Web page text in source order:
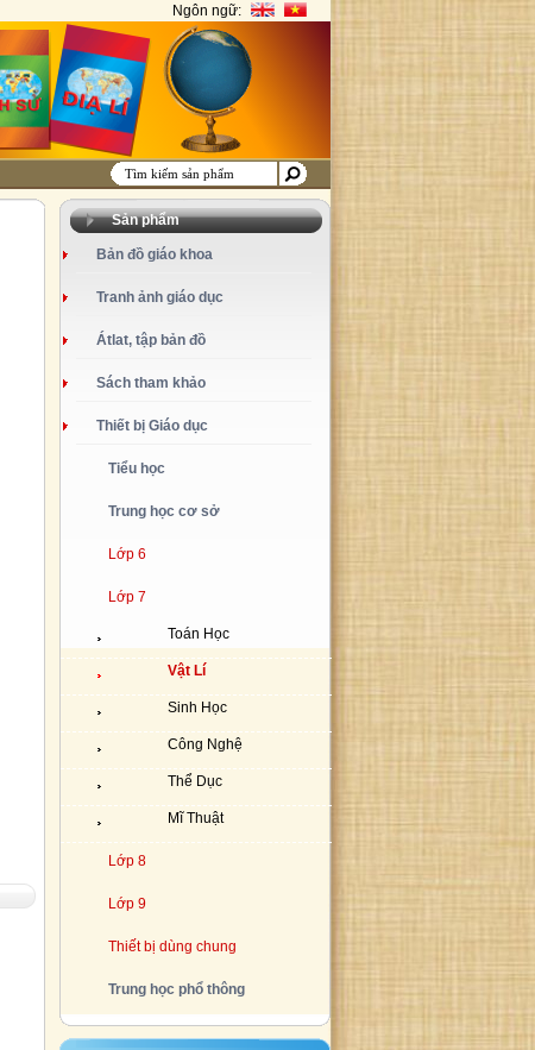
Ngôn ngữ:
Sản phẩm
Bản đồ giáo khoa
Tranh ảnh giáo dục
Átlat, tập bản đồ
Sách tham khảo
Thiết bị Giáo dục
Tiểu học
Trung học cơ sở
Lớp 6
Lớp 7
Toán Học
Vật Lí
Sinh Học
Công Nghệ
Thể Dục
Mĩ Thuật
Lớp 8
Lớp 9
Thiết bị dùng chung
Trung học phổ thông